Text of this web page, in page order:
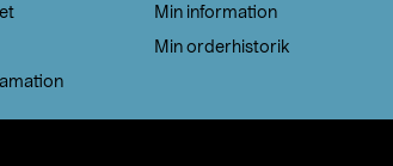
Min information
Min orderhistorik